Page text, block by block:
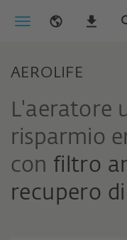
AEROLIFE
L'aeratore
risparmio
con filtro
recupero